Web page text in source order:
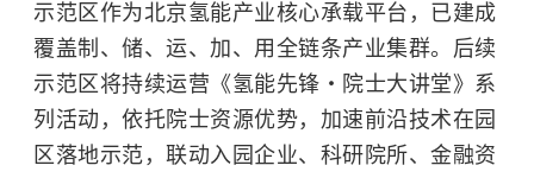
示范区作为北京氢能产业核心承载平台，已建成
覆盖制、储、运、加、用全链条产业集群。后续
示范区将持续运营《氢能先锋・院士大讲堂》系
列活动，依托院士资源优势，加速前沿技术在园
区落地示范，联动入园企业、科研院所、金融资